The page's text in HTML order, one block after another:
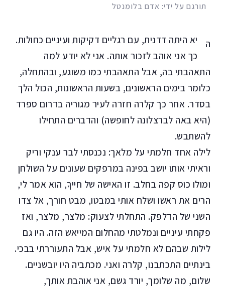
תורגם על ידי: אדם בלומנטל
ה
יא היתה דדנית, עם רגליים דקיקות ועיניים כחולות.
כך אני אוהב לזכור אותה. אני לא יודע למה
התאהבתי בה, אבל התאהבתי כמו משוגע, ובהתחלה,
כלומר בימים הראשונים, בשעות הראשונות, הכול הלך
בסדר. אחר כך קלרה חזרה לעיר מגוריה בדרום ספרד
(היא באה לברצלונה לחופשה) והדברים התחילו
להשתבש.
לילה אחד חלמתי על מלאך: נכנסתי לבר ענקי וריק
וראיתי אותו יושב בפינה במרפקים שעונים על השולחן
ומולו כוס קפה בחלב. זו האישה של חייךָ, הוא אמר לי,
הרים את ראשו ושלח אותי במבטו, מבט חורך, אל צדו
השני של הדלפק. התחלתי לצעוק: מלצר, מלצר, ואז
פקחתי עיניים ונמלטתי מהחלום המייאש הזה. היו גם
לילות שבהם לא חלמתי על איש, אבל התעוררתי בבכי.
בינתיים התכתבנו, קלרה ואני. מכתביה היו יובשניים.
שלום, מה שלומך, יורד גשם, אני אוהבת אותך,